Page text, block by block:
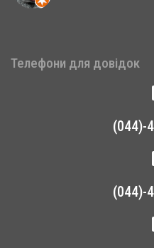
Телефони для довідок
(044)-
(044)-